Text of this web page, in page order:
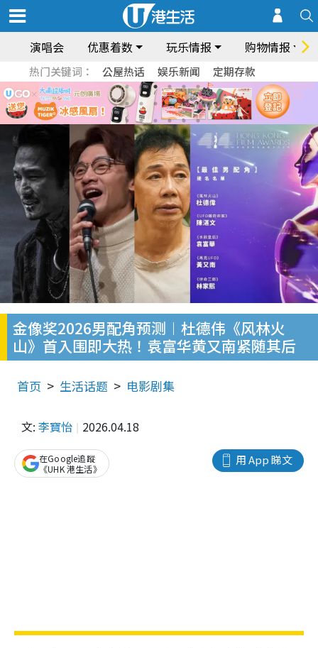
演唱会 优惠着数 玩乐情报 购物情报
热门关键词： 公屋热话 娱乐新闻 定期存款
金像奖2026男配角预测︱杜德伟《风林火
山》首入围即大热！袁富华黄又南紧随其后
首页 生活话题 电影剧集
文: 李寶怡 2026.04.18
用 App 睇文
在Google追蹤
《UHK 港生活》